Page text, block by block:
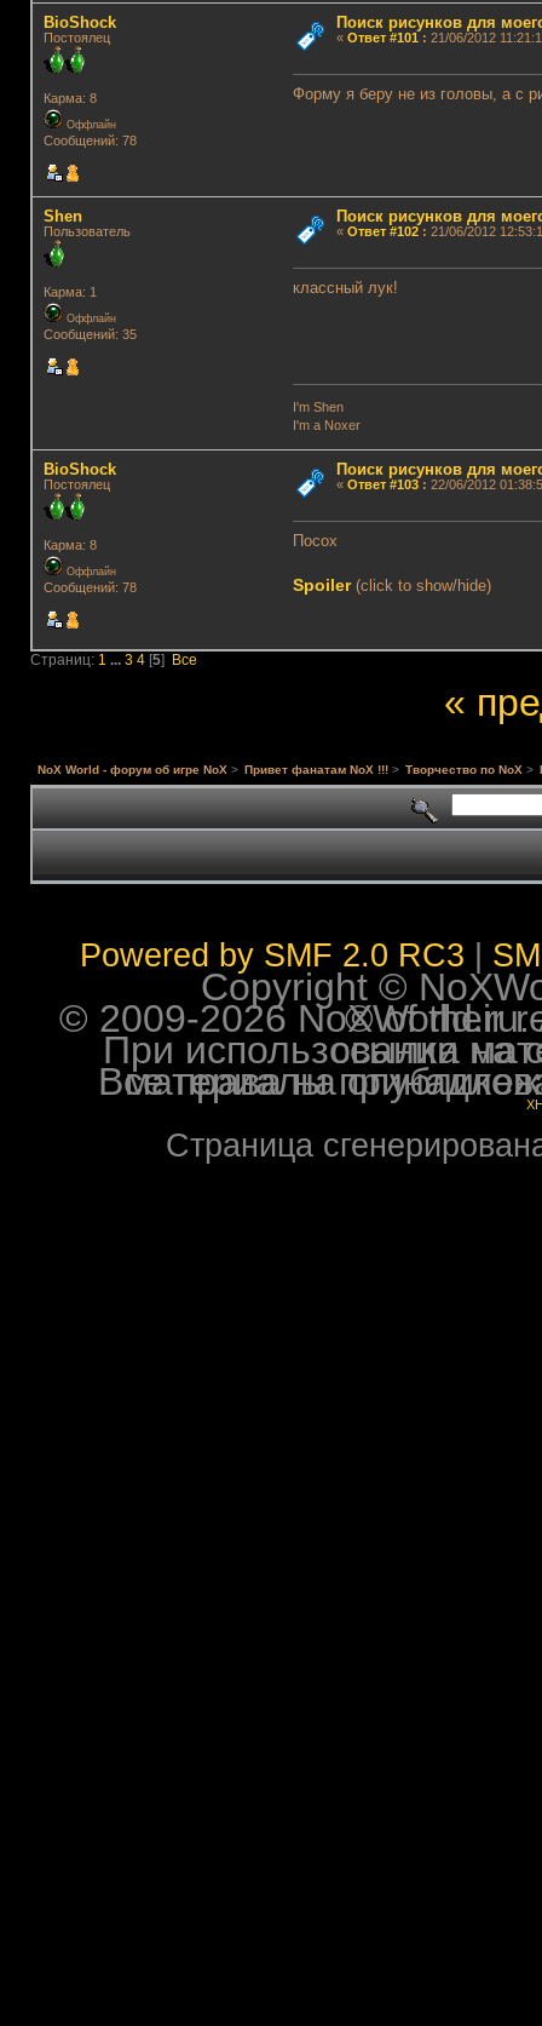
BioShock
Постоялец
Карма: 8
Оффлайн
Сообщений: 78
Поиск рисунков для
« Ответ #101: 21/06/2012
Форму я беру не из головы, а с
Shen
Пользователь
Карма: 1
Оффлайн
Сообщений: 35
Поиск рисунков для
« Ответ #102: 21/06/2012
классный лук!
I'm Shen
I'm a Noxer
BioShock
Постоялец
Карма: 8
Оффлайн
Сообщений: 78
Поиск рисунков для
« Ответ #103: 22/06/2012
Посох
Spoiler(click to show/hide)
Страниц: 1 ... 3 4[5] Все
«
NoX World - форум об игре NoX > Привет фанатам NoX !!! > Творчество по NoX >
Powered by SMF 2.0 RC3
Copyright ©
© 2009-2026 NoXWorld.ru. All
При использовании
Все права на опубликованные на форуме
Страница